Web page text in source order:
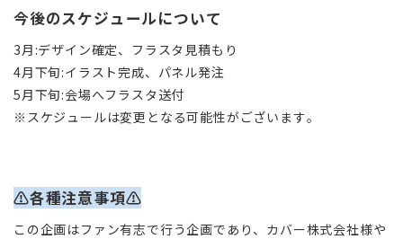
今後のスケジュールについて
3月:デザイン確定、フラスタ見積もり
4月下旬:イラスト完成、パネル発注
5月下旬:会場へフラスタ送付
※スケジュールは変更となる可能性がございます。
⚠各種注意事項⚠
この企画はファン有志で行う企画であり、カバー株式会社様や